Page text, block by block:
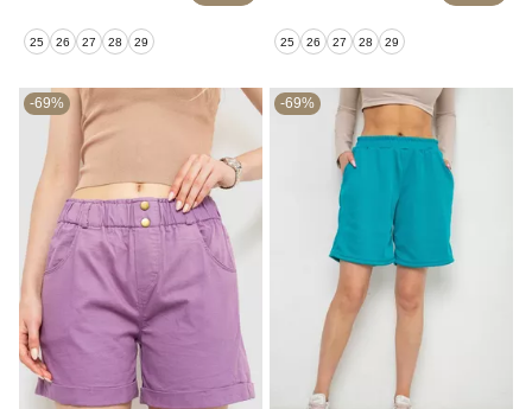
25 26 27 28 29 25 26 27 28 29
-69% -69%